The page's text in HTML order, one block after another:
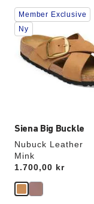
Siena Big Buckle
Nubuck Leather
Mink
Price:
1.700,00 kr
Samhandling
med
swatch-
farger
oppdatere
produktbildet
Member Exclusive
Ny